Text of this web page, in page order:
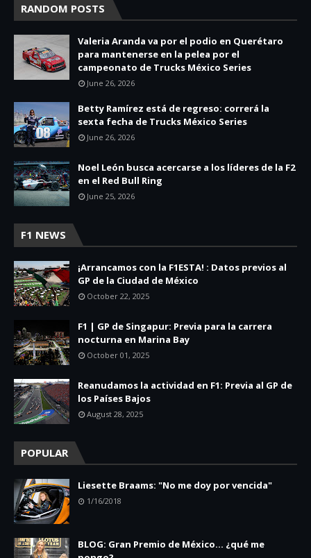
RANDOM POSTS
Valeria Aranda va por el podio en Querétaro
para mantenerse en la pelea por el
campeonato de Trucks México Series
June 26, 2026
Betty Ramírez está de regreso: correrá la
sexta fecha de Trucks México Series
June 26, 2026
Noel León busca acercarse a los líderes de la F2
en el Red Bull Ring
June 25, 2026
F1 NEWS
¡Arrancamos con la F1ESTA! : Datos previos al
GP de la Ciudad de México
October 22, 2025
F1 | GP de Singapur: Previa para la carrera
nocturna en Marina Bay
October 01, 2025
Reanudamos la actividad en F1: Previa al GP de
los Países Bajos
August 28, 2025
POPULAR
Liesette Braams: "No me doy por vencida"
1/16/2018
BLOG: Gran Premio de México... ¿qué me